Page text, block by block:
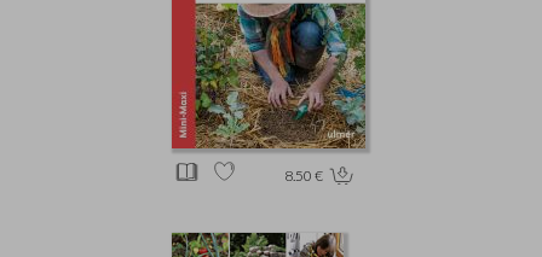
8.50 €